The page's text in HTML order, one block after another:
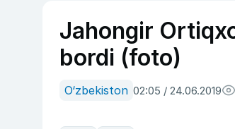
Jahongir
bordi (foto)
O‘zbekiston 02:05 / 24.06.2019